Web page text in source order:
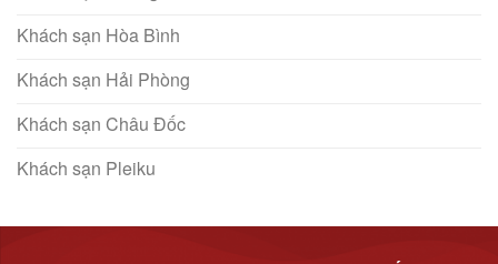
Khách sạn Hòa Bình
Khách sạn Hải Phòng
Khách sạn Châu Đốc
Khách sạn Pleiku